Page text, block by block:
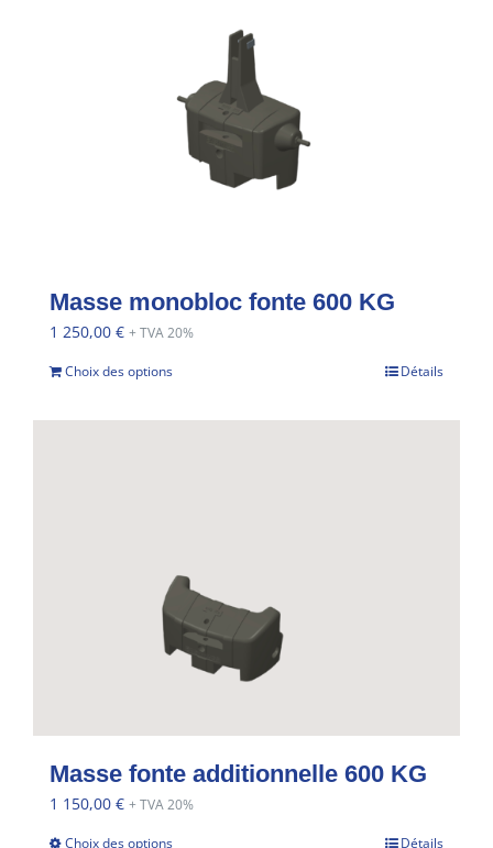
Masse monobloc fonte 600 KG
1 250,00 € + TVA 20%
Choix des options Détails
Masse fonte additionnelle 600 KG
1 150,00 € + TVA 20%
Choix des options Détails